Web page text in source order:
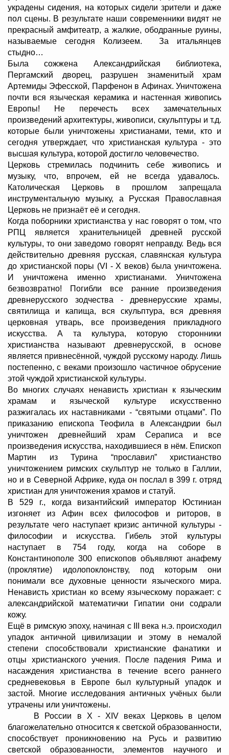
украдены сидения, на которых сидели зрители и даже
пол сцены. В результате наши современники видят не
прекрасный амфитеатр, а жалкие, ободранные руины,
называемые сегодня Колизеем. За итальянцев
стыдно…
Была сожжена Александрийская библиотека,
Пергамский дворец, разрушен знаменитый храм
Артемиды Эфесской, Парфенон в Афинах. Уничтожена
почти вся языческая керамика и настенная живопись
Европы! Не перечесть всех замечательных
произведений архитектуры, живописи, скульптуры и т.д.
которые были уничтожены христианами, теми, кто и
сегодня утверждает, что христианская культура - это
высшая культура, которой достигло человечество.
Церковь стремилась подчинить себе живопись и
музыку, что, впрочем, ей не всегда удавалось.
Католическая Церковь в прошлом запрещала
инструментальную музыку, а Русская Православная
Церковь не признаёт её и сегодня.
Когда поборники христианства у нас говорят о том, что
РПЦ является хранительницей древней русской
культуры, то они заведомо говорят неправду. Ведь вся
действительно древняя русская, славянская культура
до христианской поры (VI - X веков) была уничтожена.
И уничтожена именно христианами. Уничтожена
безвозвратно! Погибли все ранние произведения
древнерусского зодчества - древнерусские храмы,
святилища и капища, вся скульптура, вся древняя
церковная утварь, все произведения прикладного
искусства. А та культура, которую сторонники
христианства называют древнерусской, в основе
является привнесённой, чуждой русскому народу. Лишь
постепенно, с веками произошло частичное обрусение
этой чуждой христианской культуры.
Во многих случаях ненависть христиан к языческим
храмам и языческой культуре искусственно
разжигалась их наставниками - “святыми отцами”. По
приказанию епископа Теофила в Александрии был
уничтожен древнейший храм Сераписа и все
произведения искусства, находившиеся в нём. Епископ
Мартин из Турина “прославил” христианство
уничтожением римских скульптур не только в Галлии,
но и в Северной Африке, куда он послал в 399 г. отряд
христиан для уничтожения храмов и статуй.
В 529 г., когда византийский император Юстиниан
изгоняет из Афин всех философов и риторов, в
результате чего наступает кризис античной культуры -
философии и искусства. Гибель этой культуры
наступает в 754 году, когда на соборе в
Константинополе 300 епископов объявляют анафему
(проклятие) идолопоклонству, под которым они
понимали все духовные ценности языческого мира.
Ненависть христиан ко всему языческому поражает: с
александрийской математички Гипатии они содрали
кожу.
Ещё в римскую эпоху, начиная с III века н.э. происходил
упадок античной цивилизации и этому в немалой
степени способствовали христианские фанатики и
отцы христианского учения. После падения Рима и
насаждения христианства в течение всего раннего
средневековья в Европе был культурный упадок и
застой. Многие исследования античных учёных были
утрачены или уничтожены.
В России в X - XIV веках Церковь в целом
благожелательно относится к светской образованности,
способствует проникновению на Русь и развитию
светской образованности, элементов научного и